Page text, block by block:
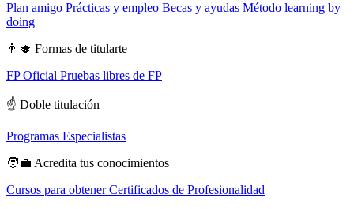
Plan amigo Prácticas y empleo Becas y ayudas Método learning by
doing
👨‍🎓 Formas de titularte
FP Oficial Pruebas libres de FP
☝️ Doble titulación
Programas Especialistas
🧑‍💼 Acredita tus conocimientos
Cursos para obtener Certificados de Profesionalidad